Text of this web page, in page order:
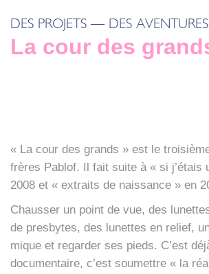
DES PROJETS — DES
La cour des
« La cour des grands » est le
frères Pablof. Il fait suite à « si j’étais
2008 et « extraits de nais­sance » en
Chaus­ser un point de vue, des
de pres­bytes, des lunettes en relief,
mique et regar­der ses pieds. C’est
docu­men­taire, c’est sou­mettre « la